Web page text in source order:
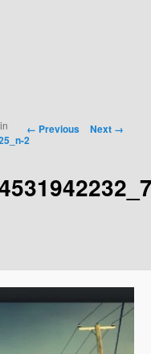
Image navigation
← Previous Next →
in
2